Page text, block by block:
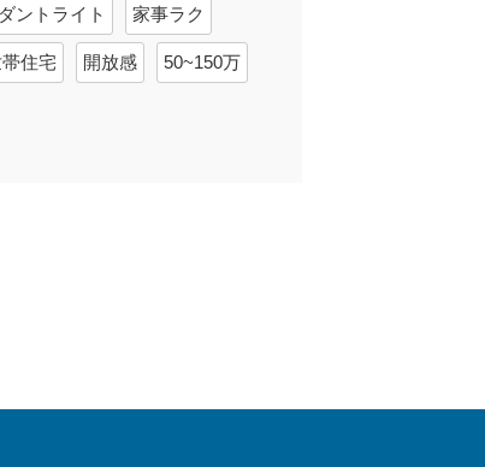
ントライト 家事ラク
住宅 開放感 50~150万